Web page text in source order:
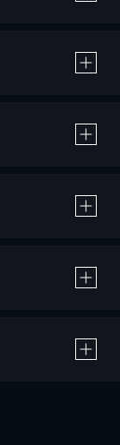
購入 / レンタルです。
ポイント還元です。